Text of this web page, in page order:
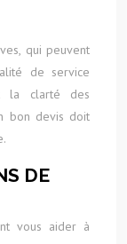
qui peuvent
de service
la clarté des
bon devis doit
DE
vous aider à